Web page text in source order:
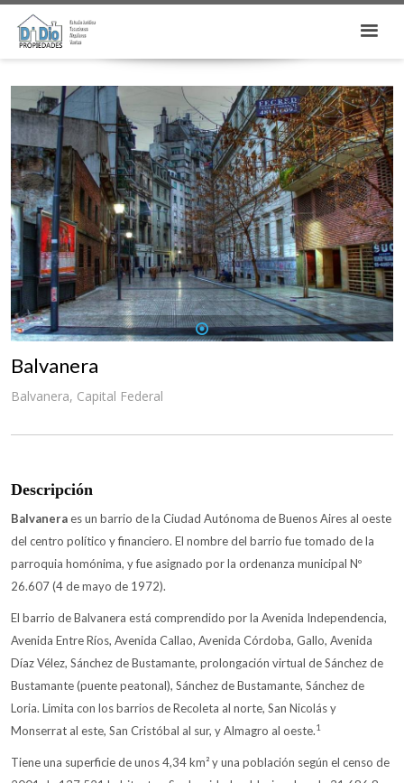
1
Balvanera
Balvanera, Capital Federal
Descripción
Balvaneraes un barrio de la Ciudad Autónoma de Buenos Aires al oeste
del centro político y financiero. El nombre del barrio fue tomado de la
parroquia homónima, y fue asignado por la ordenanza municipal Nº
26.607 (4 de mayo de 1972).
El barrio de Balvanera está comprendido por la Avenida Independencia,
Avenida Entre Ríos, Avenida Callao, Avenida Córdoba, Gallo, Avenida
Díaz Vélez, Sánchez de Bustamante, prolongación virtual de Sánchez de
Bustamante (puente peatonal), Sánchez de Bustamante, Sánchez de
Loria. Limita con los barrios de Recoleta al norte, San Nicolás y
Monserrat al este, San Cristóbal al sur, y Almagro al oeste.1
Tiene una superficie de unos 4,34 km² y una población según el censo de